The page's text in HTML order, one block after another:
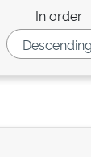
In order